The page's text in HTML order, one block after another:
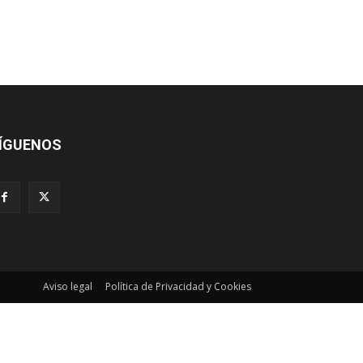
Aviso legal Política de Privacidad y Cookies